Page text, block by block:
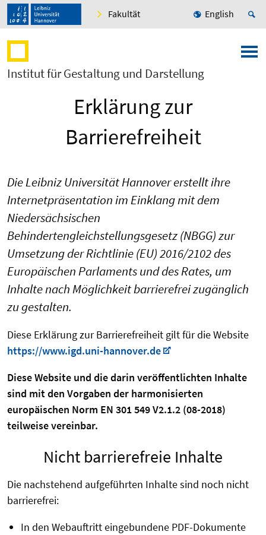
Fakultät English
Institut für Gestaltung und Darstellung
Erklärung zur
Barrierefreiheit
Die Leibniz Universität Hannover erstellt ihre
Internetpräsentation im Einklang mit dem
Niedersächsischen
Behindertengleichstellungsgesetz (NBGG) zur
Umsetzung der Richtlinie (EU) 2016/2102 des
Europäischen Parlaments und des Rates, um
Inhalte nach Möglichkeit barrierefrei zugänglich
zu gestalten.
Diese Erklärung zur Barrierefreiheit gilt für die Website
https://www.igd.uni-hannover.de
Diese Website und die darin veröffentlichten Inhalte
sind mit den Vorgaben der harmonisierten
europäischen Norm EN 301 549 V2.1.2 (08-2018)
teilweise vereinbar.
Nicht barrierefreie Inhalte
Die nachstehend aufgeführten Inhalte sind noch nicht
barrierefrei:
In den Webauftritt eingebundene PDF-Dokumente